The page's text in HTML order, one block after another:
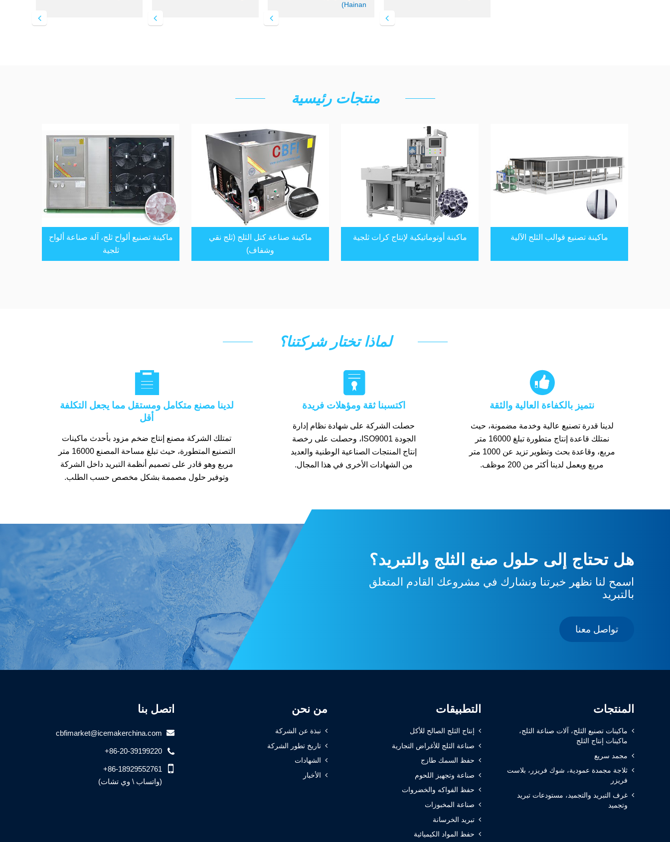
Hainan)
منتجات رئيسية
ماكينة تصنيع قوالب الثلج الآلية ماكينة أوتوماتيكية لإنتاج كرات ثلجية
ماكينة صناعة كتل الثلج (ثلج نقي
وشفاف)
ماكينة تصنيع ألواح ثلج، آلة صناعة ألواح
ثلجية
لماذا تختار شركتنا؟

نتميز بالكفاءة العالية والثقة
لدينا قدرة تصنيع عالية وخدمة مضمونة، حيث
نمتلك قاعدة إنتاج متطورة تبلغ 16000 متر
مربع، وقاعدة بحث وتطوير تزيد عن 1000 متر
مربع ويعمل لدينا أكثر من 200 موظف.

اكتسبنا ثقة ومؤهلات فريدة
حصلت الشركة على شهادة نظام إدارة
الجودة ISO9001، وحصلت على رخصة
إنتاج المنتجات الصناعية الوطنية والعديد
من الشهادات الأخرى في هذا المجال.

لدينا مصنع متكامل ومستقل مما يجعل التكلفة
أقل
تمتلك الشركة مصنع إنتاج ضخم مزود بأحدث ماكينات
التصنيع المتطورة، حيث تبلغ مساحة المصنع 16000 متر
مربع وهو قادر على تصميم أنظمة التبريد داخل الشركة
وتوفير حلول مصممة بشكل مخصص حسب الطلب.
هل تحتاج إلى حلول صنع الثلج والتبريد؟
اسمح لنا نظهر خبرتنا ونشارك في مشروعك القادم المتعلق
بالتبريد
تواصل معنا
المنتجات
ماكينات تصنيع الثلج، آلات صناعة الثلج،
ماكينات إنتاج الثلج
مجمد سريع
ثلاجة مجمدة عمودية، شوك فريزر، بلاست
فريزر
غرف التبريد والتجميد، مستودعات تبريد
وتجميد
التطبيقات
إنتاج الثلج الصالح للأكل
صناعة الثلج للأغراض التجارية
حفظ السمك طازج
صناعة وتجهيز اللحوم
حفظ الفواكه والخضروات
صناعة المخبوزات
تبريد الخرسانة
حفظ المواد الكيميائية
من نحن
نبذة عن الشركة
تاريخ تطور الشركة
الشهادات
الأخبار
اتصل بنا
cbfimarket@icemakerchina.com
+86-20-39199220
+86-18929552761
(واتساب \ وي تشات)